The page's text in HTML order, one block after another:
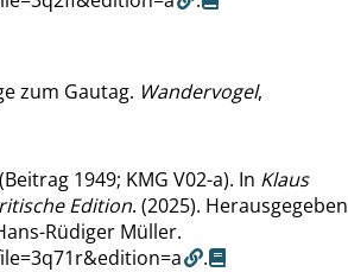
zum Gautag. Wandervogel,
1949; KMG V02-a). In Klaus
Edition. (2025). Herausgegeben
Rüdiger Müller.
.